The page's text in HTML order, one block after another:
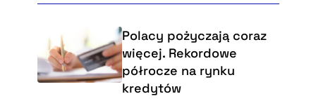
Polacy pożyczają coraz
więcej. Rekordowe
półrocze na rynku
kredytów